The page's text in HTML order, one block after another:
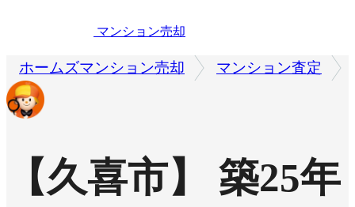
マンション売却
ホームズマンション売却 マンション査定
【久喜市】 築25年